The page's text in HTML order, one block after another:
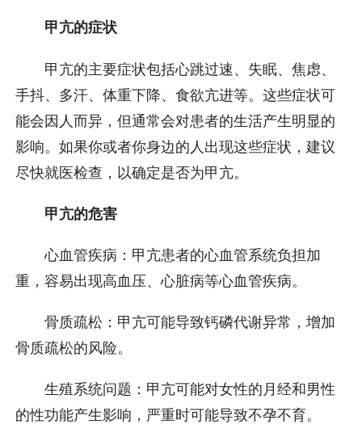
甲亢的症状
甲亢的主要症状包括心跳过速、失眠、焦虑、
手抖、多汗、体重下降、食欲亢进等。这些症状可
能会因人而异，但通常会对患者的生活产生明显的
影响。如果你或者你身边的人出现这些症状，建议
尽快就医检查，以确定是否为甲亢。
甲亢的危害
心血管疾病：甲亢患者的心血管系统负担加
重，容易出现高血压、心脏病等心血管疾病。
骨质疏松：甲亢可能导致钙磷代谢异常，增加
骨质疏松的风险。
生殖系统问题：甲亢可能对女性的月经和男性
的性功能产生影响，严重时可能导致不孕不育。